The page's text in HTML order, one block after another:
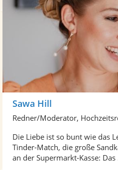
Sawa Hill
Redner/Moderator,
Die Liebe ist so bunt wie das
Tinder-Match, die große
an der Supermarkt-Kasse: Das